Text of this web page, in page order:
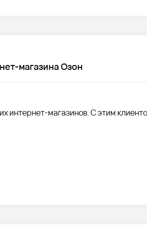
магазина Озон
интернет-магазинов. С этим